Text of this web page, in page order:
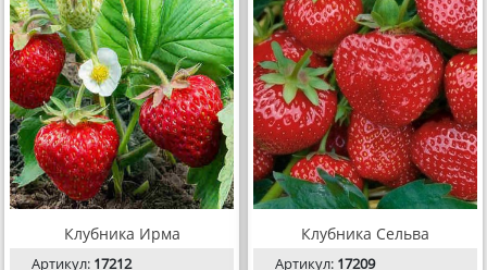
Клубника Ирма
Артикул: 17212
Клубника Сельва
Артикул: 17209